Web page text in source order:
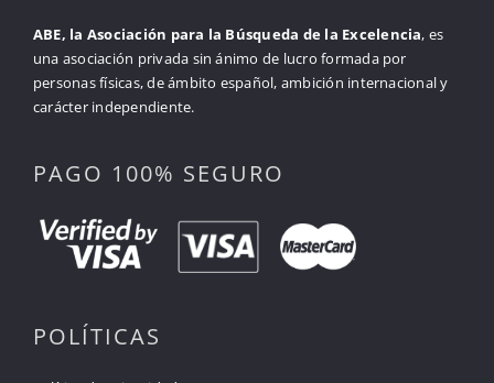
ABE, la Asociación para la Búsqueda de la Excelencia, es
una asociación privada sin ánimo de lucro formada por
personas físicas, de ámbito español, ambición internacional y
carácter independiente.
PAGO 100% SEGURO
POLÍTICAS